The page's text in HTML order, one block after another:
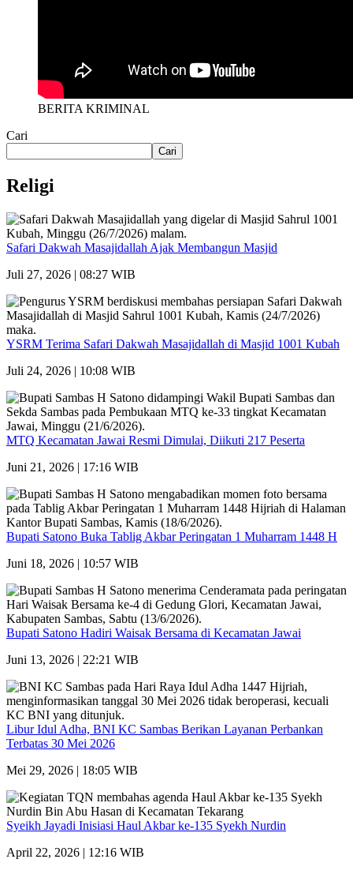
BERITA KRIMINAL
Cari
Cari
Religi
Safari Dakwah Masajidallah Ajak Membangun Masjid
Juli 27, 2026 | 08:27 WIB
YSRM Terima Safari Dakwah Masajidallah di Masjid 1001 Kubah
Juli 24, 2026 | 10:08 WIB
MTQ Kecamatan Jawai Resmi Dimulai, Diikuti 217 Peserta
Juni 21, 2026 | 17:16 WIB
Bupati Satono Buka Tablig Akbar Peringatan 1 Muharram 1448 H
Juni 18, 2026 | 10:57 WIB
Bupati Satono Hadiri Waisak Bersama di Kecamatan Jawai
Juni 13, 2026 | 22:21 WIB
Libur Idul Adha, BNI KC Sambas Berikan Layanan Perbankan
Terbatas 30 Mei 2026
Mei 29, 2026 | 18:05 WIB
Syeikh Jayadi Inisiasi Haul Akbar ke-135 Syekh Nurdin
April 22, 2026 | 12:16 WIB